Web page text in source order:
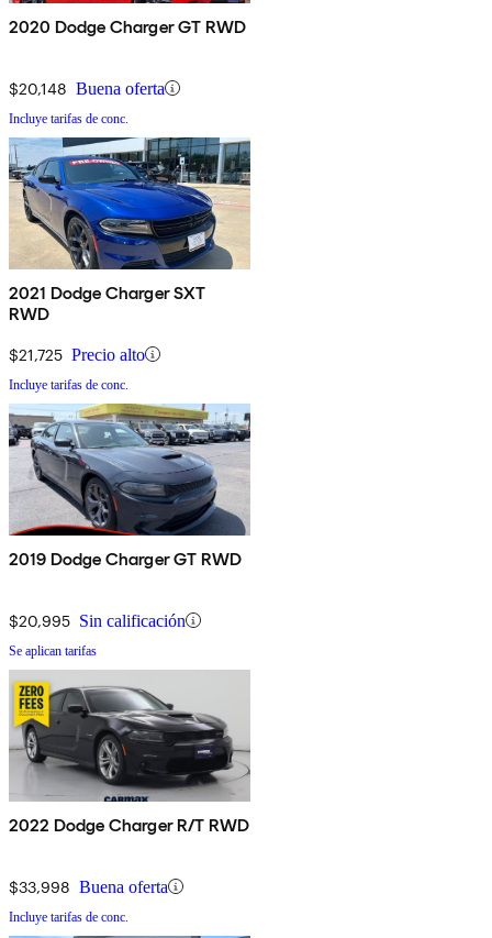
2020 Dodge Charger GT RWD
$20,148 Buena oferta
Incluye tarifas de conc.
2021 Dodge Charger SXT
RWD
$21,725 Precio alto
Incluye tarifas de conc.
2019 Dodge Charger GT RWD
$20,995 Sin calificación
Se aplican tarifas
2022 Dodge Charger R/T RWD
$33,998 Buena oferta
Incluye tarifas de conc.